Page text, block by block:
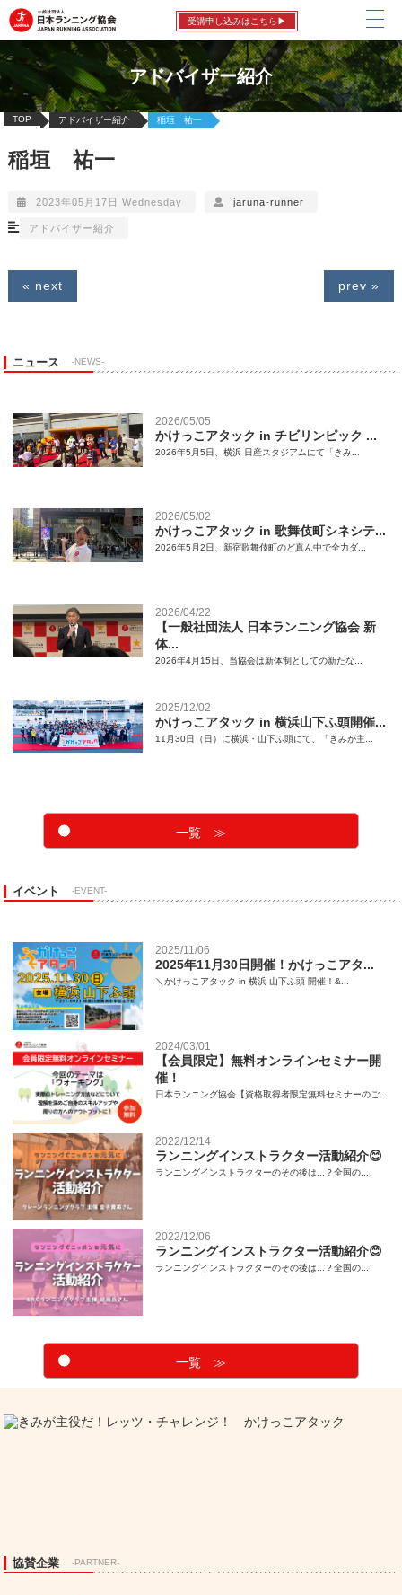
受講申し込みはこちら▶
アドバイザー紹介
TOP アドバイザー紹介 稲垣 祐一
稲垣 祐一
2023年05月17日 Wednesday jaruna-runner
アドバイザー紹介
« next prev »
ニュース -NEWS-
2026/05/05
かけっこアタック in チビリンピック ...
2026年5月5日、横浜 日産スタジアムにて「きみ...
2026/05/02
かけっこアタック in 歌舞伎町シネシテ...
2026年5月2日、新宿歌舞伎町のど真ん中で全力ダ...
2026/04/22
【一般社団法人 日本ランニング協会 新
体...
2026年4月15日、当協会は新体制としての新たな...
2025/12/02
かけっこアタック in 横浜山下ふ頭開催...
11月30日（日）に横浜・山下ふ頭にて、「きみが主...
一覧 ≫
イベント -EVENT-
2025/11/06
2025年11月30日開催！かけっこアタ...
＼かけっこアタック in 横浜 山下ふ頭 開催！&...
2024/03/01
【会員限定】無料オンラインセミナー開
催！
日本ランニング協会【資格取得者限定無料セミナーのご...
2022/12/14
ランニングインストラクター活動紹介😊
ランニングインストラクターのその後は...？全国の...
2022/12/06
ランニングインストラクター活動紹介😊
ランニングインストラクターのその後は...？全国の...
一覧 ≫
協賛企業 -PARTNER-